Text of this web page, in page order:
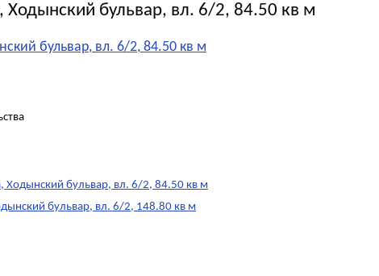
Ходынский бульвар, вл. 6/2, 84.50 кв м
бульвар, вл. 6/2, 84.50 кв м
Ходынский бульвар, вл. 6/2, 84.50 кв м
бульвар, вл. 6/2, 148.80 кв м